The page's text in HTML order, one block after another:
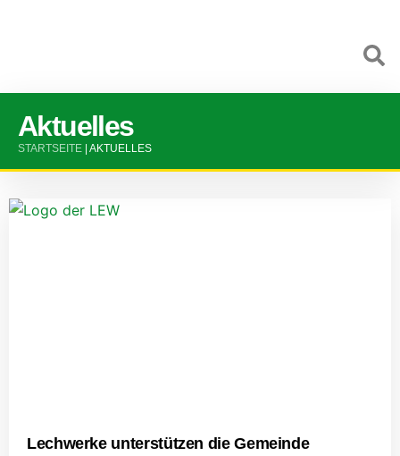
Aktuelles
STARTSEITE AKTUELLES
Lechwerke unterstützen die Gemeinde